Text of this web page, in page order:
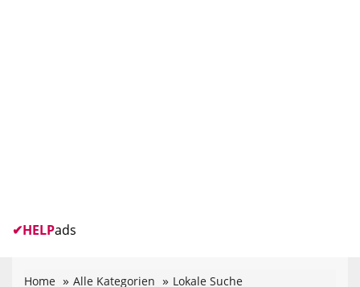
✔HELPads
Home Alle Kategorien
Lokale Suche